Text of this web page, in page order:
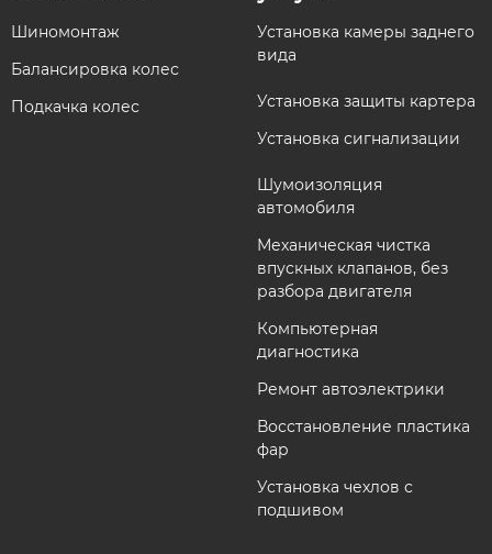
Шиномонтаж
Балансировка колес
Подкачка колес
Установка камеры заднего
вида
Установка защиты картера
Установка сигнализации
Шумоизоляция
автомобиля
Механическая чистка
впускных клапанов, без
разбора двигателя
Компьютерная
диагностика
Ремонт автоэлектрики
Восстановление пластика
фар
Установка чехлов с
подшивом